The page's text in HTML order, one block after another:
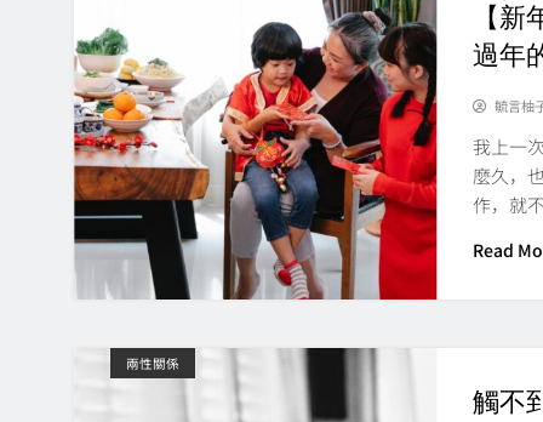
【
過年
毓言柚
我上一
麼久，
作，就
Read
兩性關係
觸不